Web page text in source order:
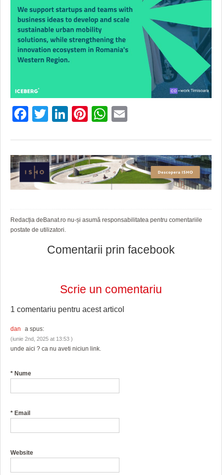
Facebook
Twitter
LinkedIn
Pinterest
WhatsApp
Redacția deBanat.ro nu-și asumă responsabilitatea pentru comentariile
postate de utilizatori.
Comentarii prin facebook
Scrie un comentariu
1 comentariu pentru acest articol
dan a spus:
(iunie 2nd, 2025 at 13:53 )
unde aici ? ca nu aveti niciun link.
* Nume
* Email
Website